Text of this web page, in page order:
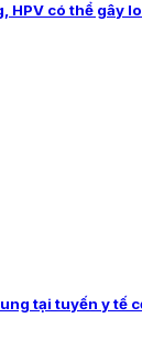
HPV có thể gây
tại tuyến y tế